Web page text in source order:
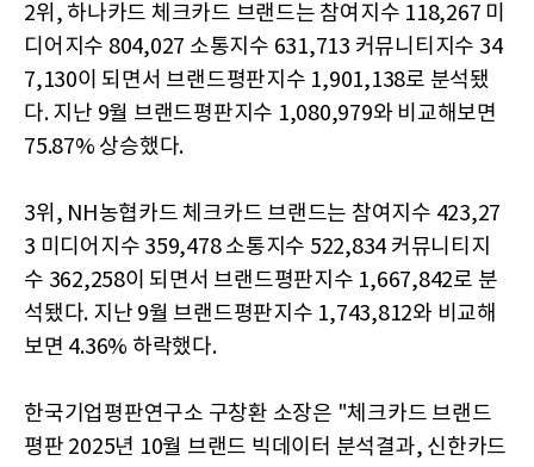
2위, 하나카드 체크카드 브랜드는 참여지수 118,267 미
디어지수 804,027 소통지수 631,713 커뮤니티지수 34
7,130이 되면서 브랜드평판지수 1,901,138로 분석됐
다. 지난 9월 브랜드평판지수 1,080,979와 비교해보면
75.87% 상승했다.
3위, NH농협카드 체크카드 브랜드는 참여지수 423,27
3 미디어지수 359,478 소통지수 522,834 커뮤니티지
수 362,258이 되면서 브랜드평판지수 1,667,842로 분
석됐다. 지난 9월 브랜드평판지수 1,743,812와 비교해
보면 4.36% 하락했다.
한국기업평판연구소 구창환 소장은 "체크카드 브랜드
평판 2025년 10월 브랜드 빅데이터 분석결과, 신한카드